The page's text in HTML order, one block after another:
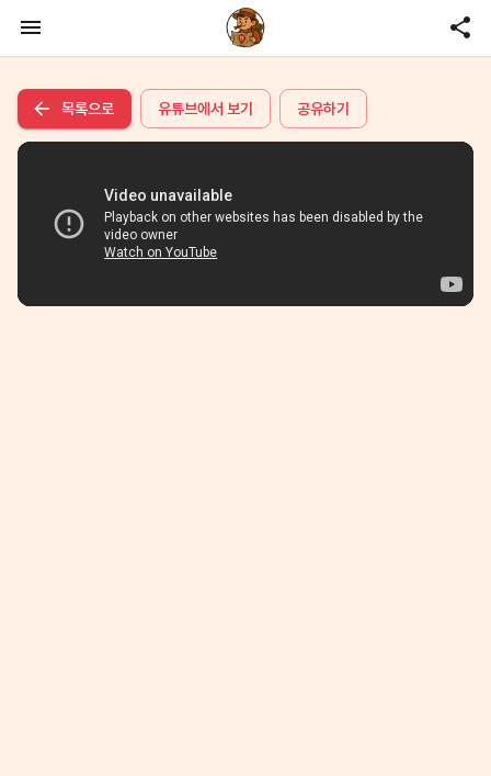
목록으로 유튜브에서 보기 공유하기